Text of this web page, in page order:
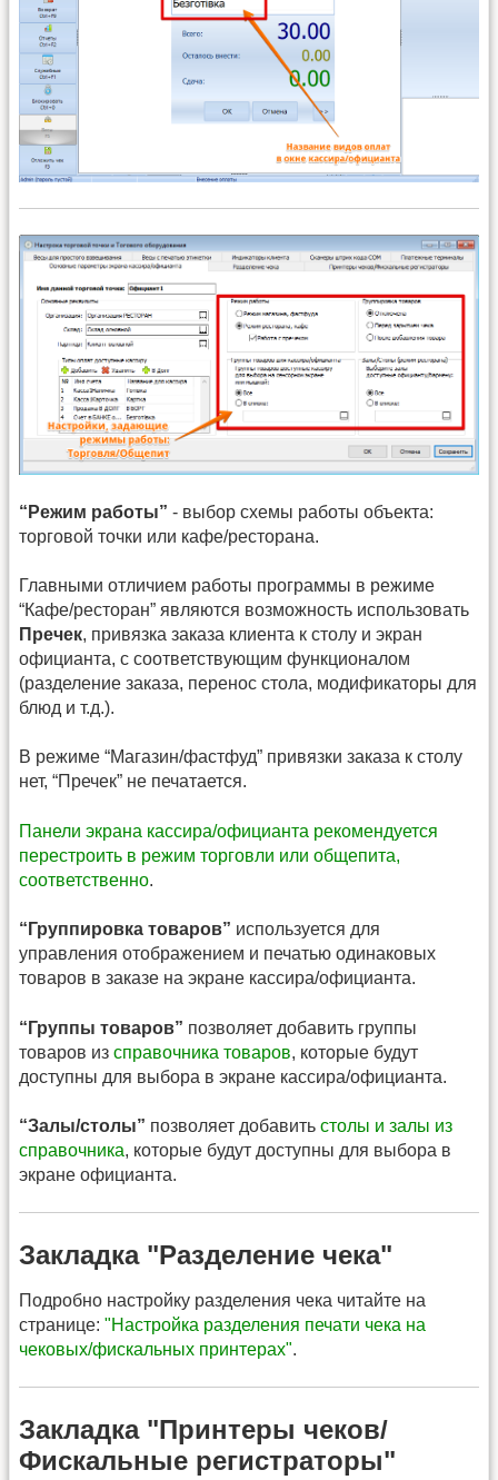
“Режим работы” - выбор схемы работы объекта:
торговой точки или кафе/ресторана.
Главными отличием работы программы в режиме
“Кафе/ресторан” являются возможность использовать
Пречек, привязка заказа клиента к столу и экран
официанта, с соответствующим функционалом
(разделение заказа, перенос стола, модификаторы для
блюд и т.д.).
В режиме “Магазин/фастфуд” привязки заказа к столу
нет, “Пречек” не печатается.
Панели экрана кассира/официанта рекомендуется
перестроить в режим торговли или общепита,
соответственно.
“Группировка товаров” используется для
управления отображением и печатью одинаковых
товаров в заказе на экране кассира/официанта.
“Группы товаров” позволяет добавить группы
товаров из справочника товаров, которые будут
доступны для выбора в экране кассира/официанта.
“Залы/столы” позволяет добавить столы и залы из
справочника, которые будут доступны для выбора в
экране официанта.
Закладка "Разделение чека"
Подробно настройку разделения чека читайте на
странице: "Настройка разделения печати чека на
чековых/фискальных принтерах".
Закладка "Принтеры чеков/
Фискальные регистраторы"